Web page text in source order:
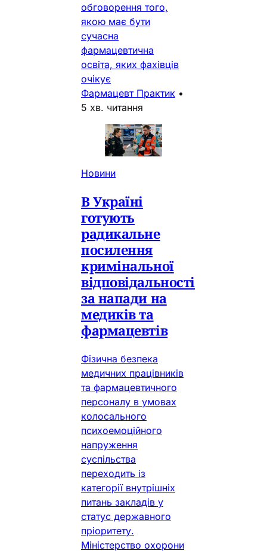
обговорення того,
якою має бути
сучасна
фармацевтична
освіта, яких фахівців
очікує
Фармацевт Практик •
5 хв. читання
Новини
В Україні
готують
радикальне
посилення
кримінальної
відповідальності
за напади на
медиків та
фармацевтів
Фізична безпека
медичних працівників
та фармацевтичного
персоналу в умовах
колосального
психоемоційного
напруження
суспільства
переходить із
категорії внутрішніх
питань закладів у
статус державного
пріоритету.
Міністерство охорони